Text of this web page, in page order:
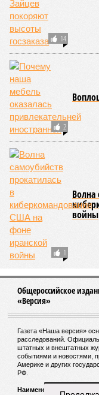
ежегодной
год за годом их
прочего в большой
зафиксированная в
Франции, тому
Есть в перечне A-Z
смертоносная. Это, в
извержения», о
явлениях, когда
внезапно
удушающее газовое
людей и животных.
в 1986 году
примеров: более
погибли из-за
близлежащие
И здесь мы плавно
стихийные бедствия
социальному
развития событий
окружающей среды,
любая природная
этому –
резкому сокращению
цивилизации
исчерпывающий.